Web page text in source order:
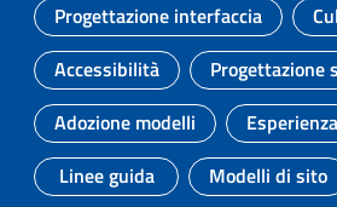
Argomento:
Progettazione interfaccia
Argomento:
Accessibilità Progettazione
Argomento:
Adozione modelli
Argomento:
Linee guida Modelli di sito